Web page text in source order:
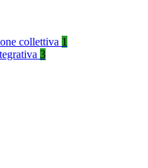
collettiva 1
3